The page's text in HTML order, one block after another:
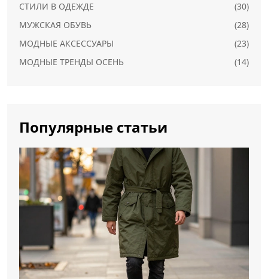
СТИЛИ В ОДЕЖДЕ
(30)
МУЖСКАЯ ОБУВЬ
(28)
МОДНЫЕ АКСЕССУАРЫ
(23)
МОДНЫЕ ТРЕНДЫ ОСЕНЬ
(14)
Популярные статьи